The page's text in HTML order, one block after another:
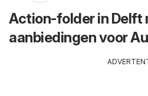
Action-folder in Delft
aanbiedingen voor